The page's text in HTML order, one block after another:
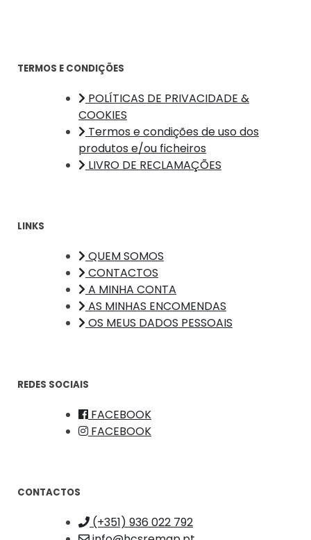
TERMOS E CONDIÇÕES
POLÍTICAS DE PRIVACIDADE &
COOKIES
Termos e condições de uso dos
produtos e/ou ficheiros
LIVRO DE RECLAMAÇÕES
LINKS
QUEM SOMOS
CONTACTOS
A MINHA CONTA
AS MINHAS ENCOMENDAS
OS MEUS DADOS PESSOAIS
REDES SOCIAIS
FACEBOOK
FACEBOOK
CONTACTOS
(+351) 936 022 792